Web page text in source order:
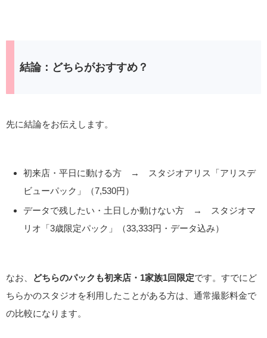
結論：どちらがおすすめ？
先に結論をお伝えします。
初来店・平日に動ける方 → スタジオアリス「アリスデ
ビューパック」（7,530円）
データで残したい・土日しか動けない方 → スタジオマ
リオ「3歳限定パック」（33,333円・データ込み）
なお、 どちらのパックも初来店・1家族1回限定です。すでにど
ちらかのスタジオを利用したことがある方は、通常撮影料金で
の比較になります。